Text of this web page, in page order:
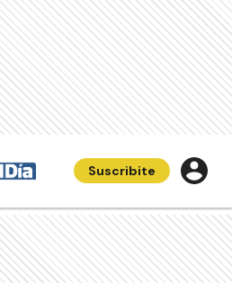
Suscribite